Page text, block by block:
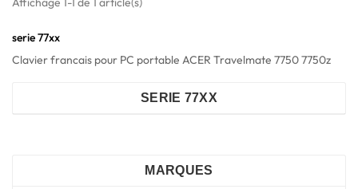
serie 77xx
Clavier francais pour PC portable ACER Travelmate 7750 7750z
SERIE 77XX
MARQUES